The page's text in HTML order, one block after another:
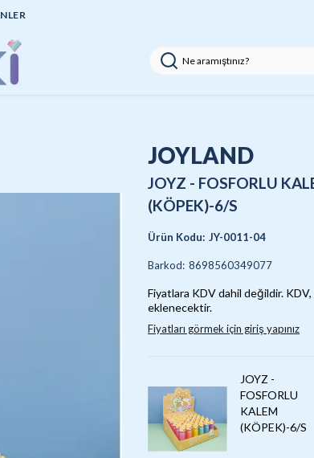
UYGUN FİYATLI KALİTELİ ÜRÜNLER
JOYLAND
JOYZ - FOSFORLU
(KÖPEK)-6/S
Ürün Kodu: JY-0011-04
Barkod: 8698560349077
Fiyatlara KDV dahil değildir.
eklenecektir.
Fiyatları görmek için giriş yapınız
JOYZ -
FOSFORLU
KALEM
(KÖPEK)-6/S